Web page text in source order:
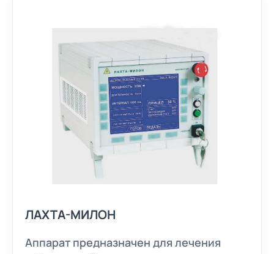
ЛАХТА-МИЛОН
Аппарат предназначен для лечения